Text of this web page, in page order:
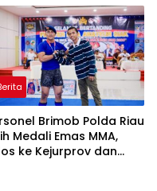
WAR: SIAP Bantai
SERET AKUN PEMBUNUH
KE PENJARA
KEPRI!
Brimob Polda Riau
Medali Emas MMA,
ke Kejurprov dan